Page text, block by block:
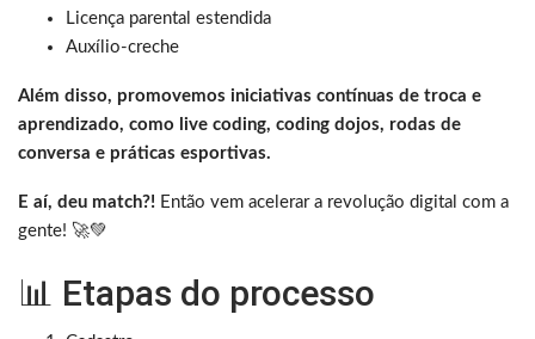
Licença parental estendida
Auxílio-creche
Além disso, promovemos iniciativas contínuas de troca e
aprendizado, como live coding, coding dojos, rodas de
conversa e práticas esportivas.
E aí, deu match?! Então vem acelerar a revolução digital com a
gente! 🚀💚
📊 Etapas do processo